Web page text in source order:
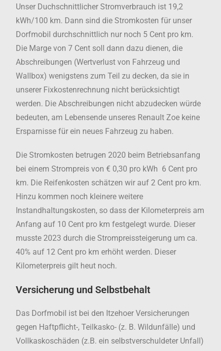
Unser Duchschnittlicher Stromverbrauch ist 19,2
kWh/100 km. Dann sind die Stromkosten für unser
Dorfmobil durchschnittlich nur noch 5 Cent pro km.
Die Marge von 7 Cent soll dann dazu dienen, die
Abschreibungen (Wertverlust von Fahrzeug und
Wallbox) wenigstens zum Teil zu decken, da sie in
unserer Fixkostenrechnung nicht berücksichtigt
werden. Die Abschreibungen nicht abzudecken würde
bedeuten, am Lebensende unseres Renault Zoe keine
Ersparnisse für ein neues Fahrzeug zu haben.
Die Stromkosten betrugen 2020 beim Betriebsanfang
bei einem Strompreis von € 0,30 pro kWh 6 Cent pro
km. Die Reifenkosten schätzen wir auf 2 Cent pro km.
Hinzu kommen noch kleinere weitere
Instandhaltungskosten, so dass der Kilometerpreis am
Anfang auf 10 Cent pro km festgelegt wurde. Dieser
musste 2023 durch die Strompreissteigerung um ca.
40% auf 12 Cent pro km erhöht werden. Dieser
Kilometerpreis gilt heut noch.
Versicherung und Selbstbehalt
Das Dorfmobil ist bei den Itzehoer Versicherungen
gegen Haftpflicht-, Teilkasko- (z. B. Wildunfälle) und
Vollkaskoschäden (z.B. ein selbstverschuldeter Unfall)